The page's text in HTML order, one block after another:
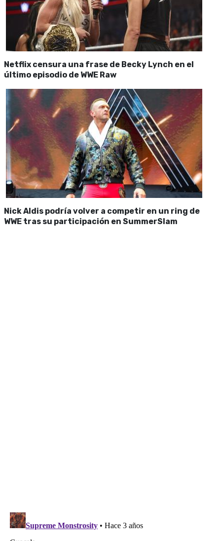
Netflix censura una frase de Becky Lynch en el
último episodio de WWE Raw
Nick Aldis podría volver a competir en un ring de
WWE tras su participación en SummerSlam